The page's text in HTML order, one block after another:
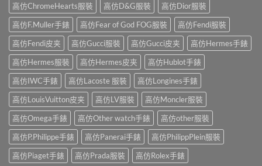
高仿ChromeHearts服裝
高仿D&G服裝
高仿Dior服裝
高仿F.Muller手錶
高仿Fear of God FOG服裝
高仿Fendi服裝
高仿Fendi皮夹
高仿Gucci服裝 高仿Gucci皮夹
高仿Hermes手錶
高仿Hermes服裝
高仿Hermes皮夹
高仿Hublot手錶
高仿IWC手錶
高仿Lacoste 服裝
高仿Longines手錶
高仿LouisVuitton皮夹
高仿LV服裝
高仿Moncler服裝
高仿Omega手錶
高仿Other watch手錶
高仿other服裝
高仿P.Philippe手錶
高仿Panerai手錶
高仿PhilippPlein服裝
高仿Piaget手錶
高仿Prada服裝 高仿Rolex手錶